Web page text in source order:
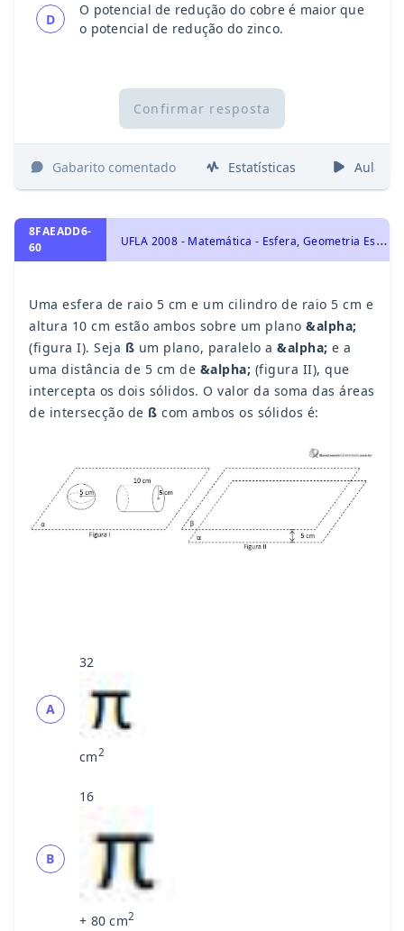
D
O potencial de redução do cobre é maior que
o potencial de redução do zinco.
Confirmar resposta
Gabarito comentado Estatísticas Aulas
8FAEADD6-
60
U
FLA 2008 - Matemática - Esfera, Geometria Espacial, Cilindro
Uma esfera de raio 5 cm e um cilindro de raio 5 cm e
altura 10 cm estão ambos sobre um plano &alpha;
(figura I). Seja ß um plano, paralelo a &alpha; e a
uma distância de 5 cm de &alpha; (figura II), que
intercepta os dois sólidos. O valor da soma das áreas
de intersecção de ß com ambos os sólidos é:
A
32
cm 2
B
16
+ 80 cm2